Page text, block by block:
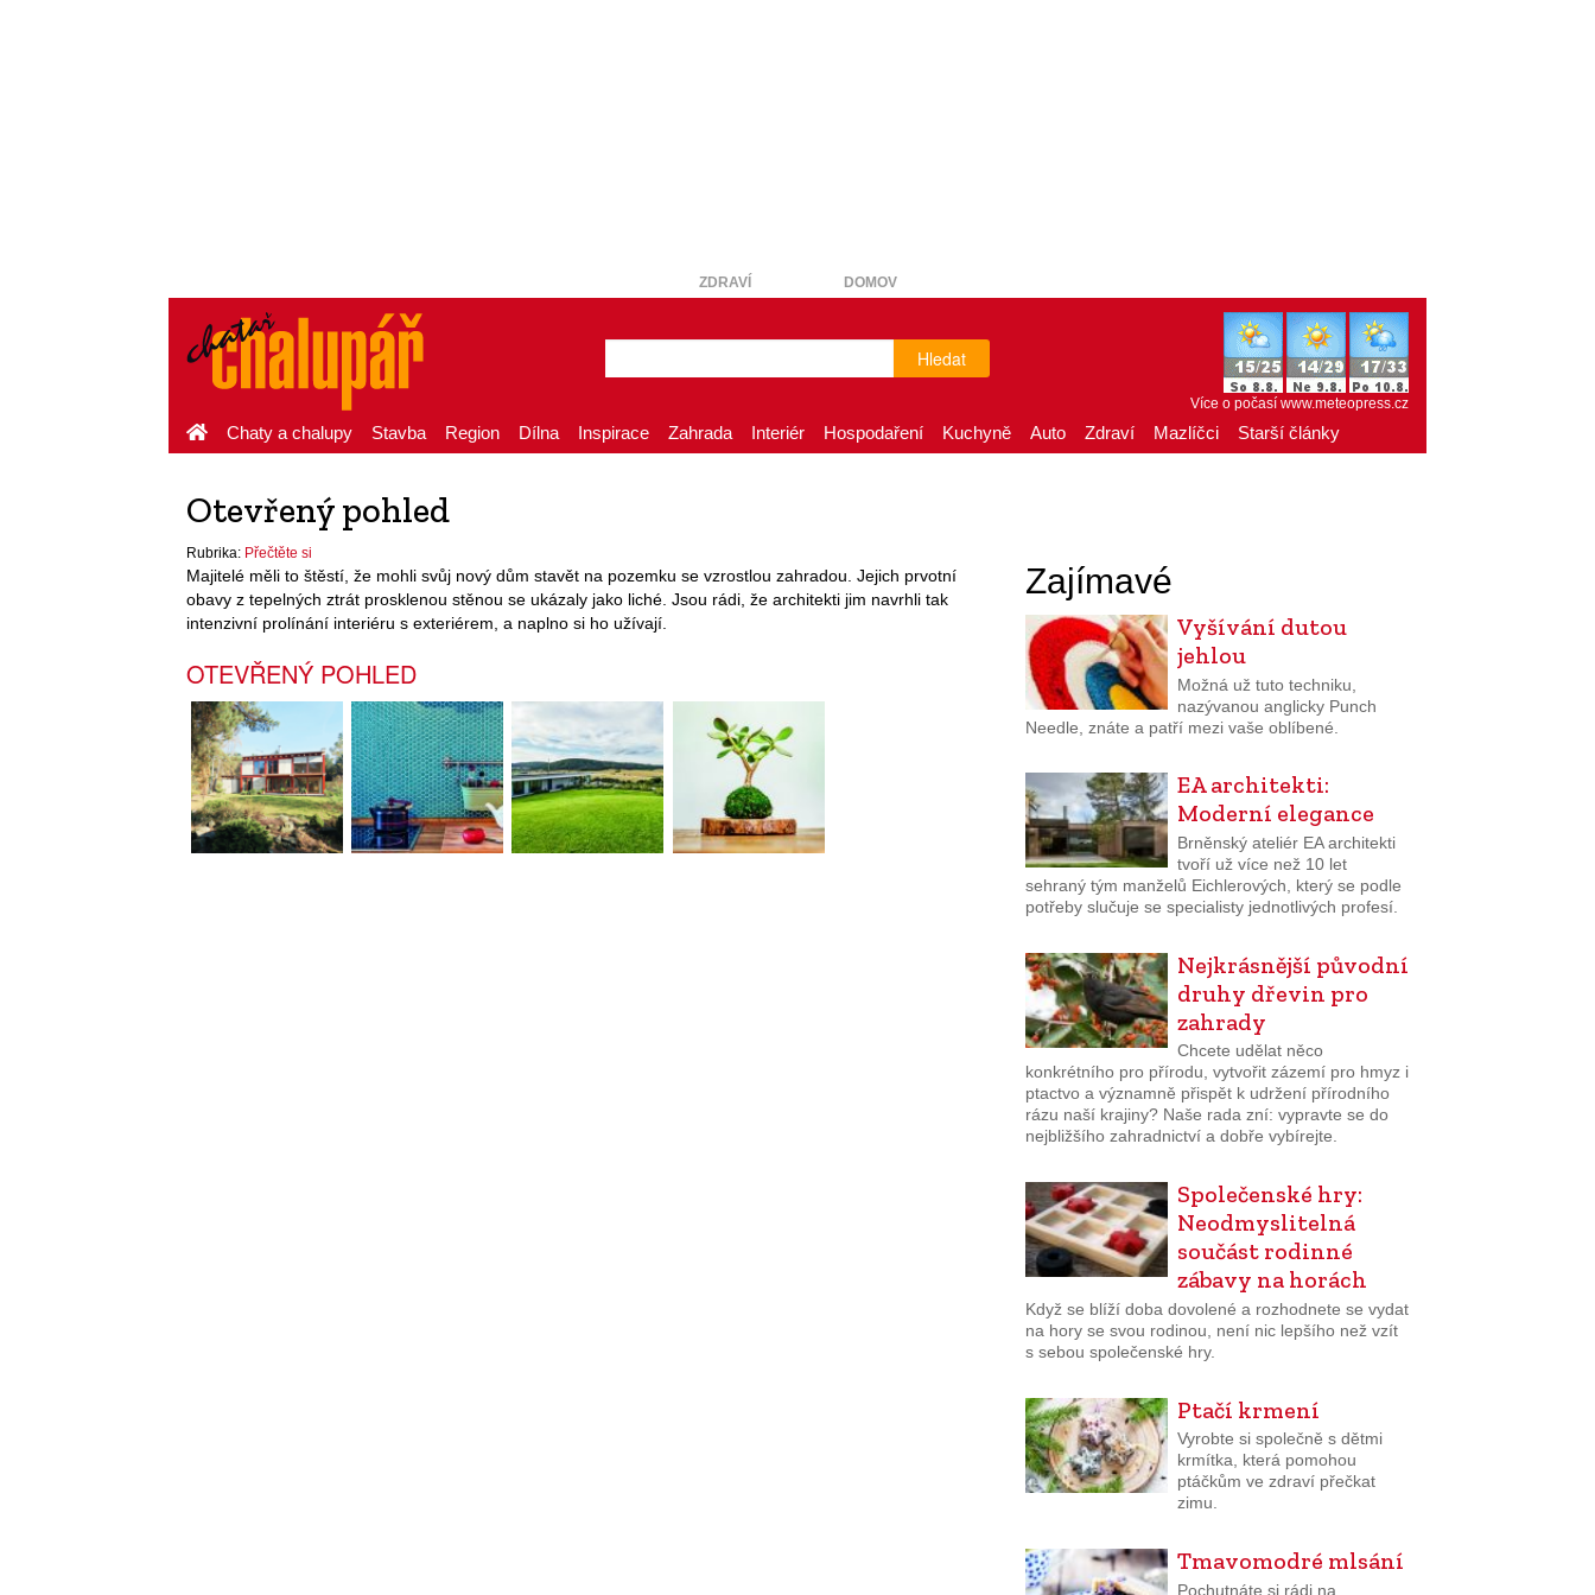
ZDRAVÍ DOMOV
Hledat
Více o počasí www.meteopress.cz
Chaty a chalupy Stavba Region Dílna Inspirace Zahrada Interiér Hospodaření Kuchyně Auto Zdraví Mazlíčci Starší články
Otevřený pohled
Rubrika: Přečtěte si
Majitelé měli to štěstí, že mohli svůj nový dům stavět na pozemku se vzrostlou zahradou. Jejich prvotní
obavy z tepelných ztrát prosklenou stěnou se ukázaly jako liché. Jsou rádi, že architekti jim navrhli tak
intenzivní prolínání interiéru s exteriérem, a naplno si ho užívají.
OTEVŘENÝ POHLED
Zajímavé
Vyšívání dutou
jehlou
Možná už tuto techniku,
nazývanou anglicky Punch
Needle, znáte a patří mezi vaše oblíbené.
EA architekti:
Moderní elegance
Brněnský ateliér EA architekti
tvoří už více než 10 let
sehraný tým manželů Eichlerových, který se podle
potřeby slučuje se specialisty jednotlivých profesí.
Nejkrásnější původní
druhy dřevin pro
zahrady
Chcete udělat něco
konkrétního pro přírodu, vytvořit zázemí pro hmyz i
ptactvo a významně přispět k udržení přírodního
rázu naší krajiny? Naše rada zní: vypravte se do
nejbližšího zahradnictví a dobře vybírejte.
Společenské hry:
Neodmyslitelná
součást rodinné
zábavy na horách
Když se blíží doba dovolené a rozhodnete se vydat
na hory se svou rodinou, není nic lepšího než vzít
s sebou společenské hry.
Ptačí krmení
Vyrobte si společně s dětmi
krmítka, která pomohou
ptáčkům ve zdraví přečkat
zimu.
Tmavomodré mlsání
Pochutnáte si rádi na